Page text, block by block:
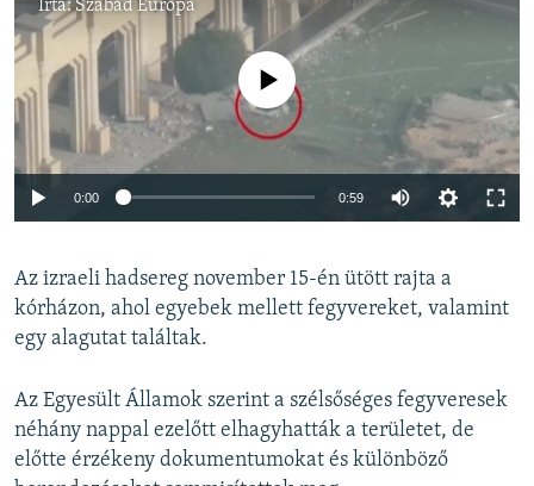
Írta:Szabad Európa
Auto 240p 360p 480p
Jelenleg nincs elérhető tartalom
0:00 0:59
360p
480p
1080p
Az izraeli hadsereg november 15-én ütött rajta a
kórházon, ahol egyebek mellett fegyvereket, valamint
egy alagutat találtak.
Az Egyesült Államok szerint a szélsőséges fegyveresek
néhány nappal ezelőtt elhagyhatták a területet, de
előtte érzékeny dokumentumokat és különböző